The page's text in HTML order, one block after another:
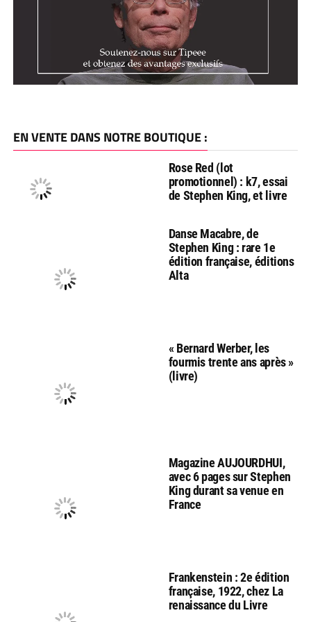
EN VENTE DANS NOTRE BOUTIQUE :
Rose Red (lot
promotionnel) : k7, essai
de Stephen King, et livre
Danse Macabre, de
Stephen King : rare 1e
édition française, éditions
Alta
« Bernard Werber, les
fourmis trente ans après »
(livre)
Magazine AUJOURDHUI,
avec 6 pages sur Stephen
King durant sa venue en
France
Frankenstein : 2e édition
française, 1922, chez La
renaissance du Livre